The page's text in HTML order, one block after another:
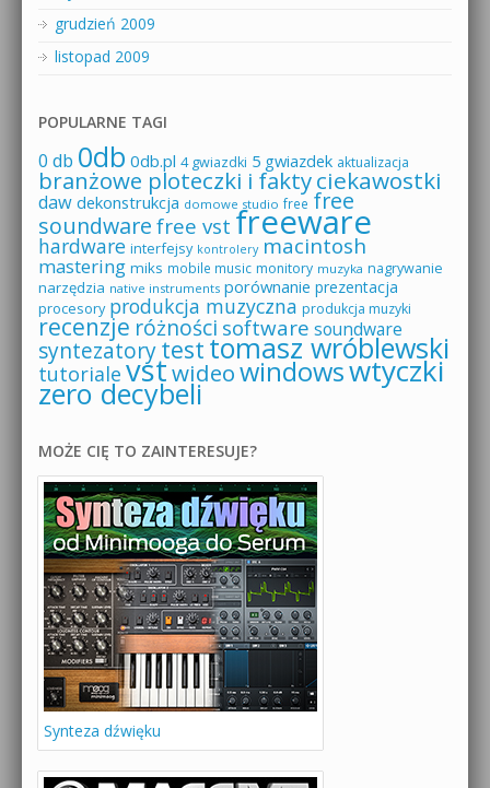
grudzień 2009
listopad 2009
POPULARNE TAGI
0 db 0db 0db.pl 4 gwiazdki 5 gwiazdek aktualizacja
branżowe ploteczki i faktyciekawostki
daw dekonstrukcja domowe studio free free
soundware free vst freeware
hardware interfejsy kontrolery macintosh
mastering miks mobile music monitory muzyka nagrywanie
narzędzia native instruments porównanie prezentacja
procesory produkcja muzyczna produkcja muzyki
recenzje różności software soundware
syntezatorytesttomasz wróblewski
tutoriale vstwideowindowswtyczki
zero decybeli
MOŻE CIĘ TO ZAINTERESUJE?
Synteza dźwięku